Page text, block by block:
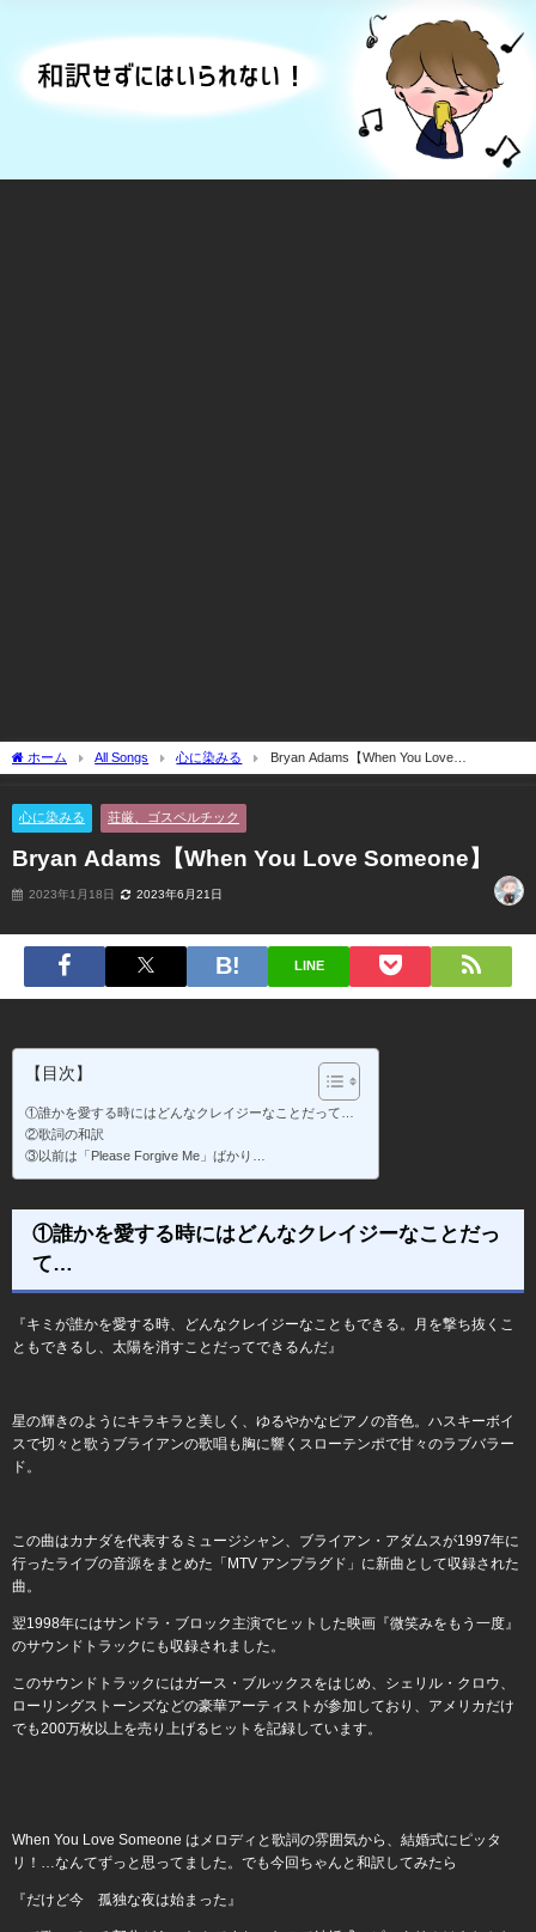
ホーム All Songs 心に染みる
Bryan Adams【When You Love
Someone】
心に染みる 荘厳、ゴスペルチック
Bryan Adams【When You Love Someone】
2023年1月18日 2023年6月21日
LINE
【目次】
①誰かを愛する時にはどんなクレイジーなことだって…
②歌詞の和訳
③以前は「Please Forgive Me」ばかり…
①誰かを愛する時にはどんなクレイジーなことだっ
て…
『キミが誰かを愛する時、どんなクレイジーなこともできる。月を撃ち抜くこ
ともできるし、太陽を消すことだってできるんだ』
星の輝きのようにキラキラと美しく、ゆるやかなピアノの音色。ハスキーボイ
スで切々と歌うブライアンの歌唱も胸に響くスローテンポで甘々のラブバラー
ド。
この曲はカナダを代表するミュージシャン、ブライアン・アダムスが1997年に
行ったライブの音源をまとめた「MTV アンプラグド」に新曲として収録された
曲。
翌1998年にはサンドラ・ブロック主演でヒットした映画『微笑みをもう一度』
のサウンドトラックにも収録されました。
このサウンドトラックにはガース・ブルックスをはじめ、シェリル・クロウ、
ローリングストーンズなどの豪華アーティストが参加しており、アメリカだけ
でも200万枚以上を売り上げるヒットを記録しています。
When You Love Someone はメロディと歌詞の雰囲気から、結婚式にピッタ
リ！…なんてずっと思ってました。でも今回ちゃんと和訳してみたら
『だけど今 孤独な夜は始まった』